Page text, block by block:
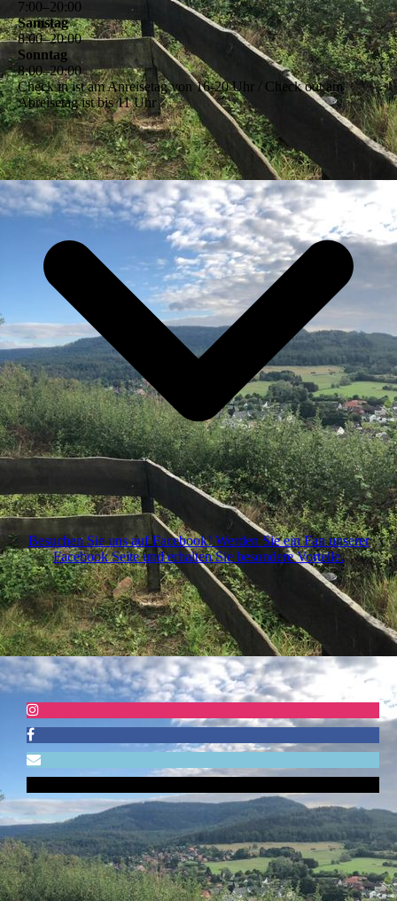
7:00–20:00
Samstag
8:00–20:00
Sonntag
8:00–20:00
Check in ist am Anreisetag von 16-20 Uhr / Check out am
Abreisetag ist bis 11 Uhr
Besuchen Sie uns auf Facebook! Werden Sie ein Fan unserer
Facebook Seite und erhalten Sie besondere Vorteile.